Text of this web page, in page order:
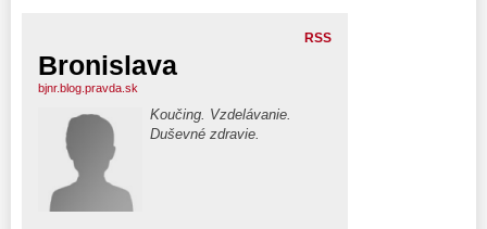
RSS
Bronislava
bjnr.blog.pravda.sk
Koučing. Vzdelávanie.
Duševné zdravie.